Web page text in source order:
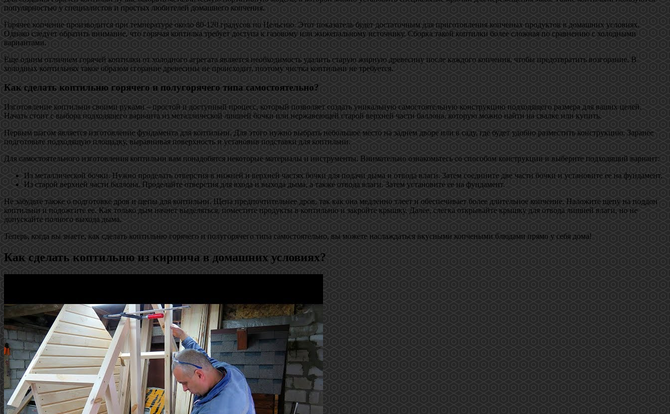
популярностью у специалистов и простых любителей домашнего копчения.
Горячее копчение производится при температуре около 80-120 градусов по Цельсию. Этот показатель будет достаточным для приготовления копченых продуктов в домашних условиях.
Однако следует обратить внимание, что горячая коптилка требует доступа к газовому или жижепальному источнику. Сборка такой коптилки более сложная по сравнению с холодными
вариантами.
Еще одним отличием горячей коптилки от холодного агрегата является необходимость удалить старую жирную древесину после каждого копчения, чтобы предотвратить возгорание. В
холодных коптильнях такое образом сгорание древесины не происходит, поэтому чистка коптильни не требуется.
Как сделать коптильню горячего и полугорячего типа самостоятельно?
Изготовление коптильни своими руками – простой и доступный процесс, который позволяет создать уникальную самостоятельную конструкцию подходящего размера для ваших целей.
Начать стоит с выбора подходящего варианта из металлической лишней бочки или нержавеющей старой верхней части баллона, которую можно найти на свалке или купить.
Первым шагом является изготовление фундамента для коптильни. Для этого нужно выбрать небольшое место на заднем дворе или в саду, где будет удобно разместить конструкцию. Заранее
подготовьте подходящую площадку, выравнивая поверхность и установив подставки для коптильни.
Для самостоятельного изготовления коптильни вам понадобятся некоторые материалы и инструменты. Внимательно ознакомьтесь со способом конструкции и выберите подходящий вариант:
Из металлической бочки. Нужно проделать отверстия в нижней и верхней частях бочки для подачи дыма и отвода влаги. Затем соедините две части бочки и установите ее на фундамент.
Из старой верхней части баллона. Проделайте отверстия для входа и выхода дыма, а также отвода влаги. Затем установите ее на фундамент.
Не забудьте также о подготовке дров и щепы для коптильни. Щепа предпочтительнее дров, так как она медленно тлеет и обеспечивает более длительное копчение. Наложите щепу на поддон
коптильни и подожгите ее. Как только дым начнет выделяться, поместите продукты в коптильню и закройте крышку. Далее, слегка открывайте крышку для отвода лишней влаги, но не
допускайте полного выхода дыма.
Теперь, когда вы знаете, как сделать коптильню горячего и полугорячего типа самостоятельно, вы можете наслаждаться вкусными копчеными блюдами прямо у себя дома!
Как сделать коптильню из кирпича в домашних условиях?